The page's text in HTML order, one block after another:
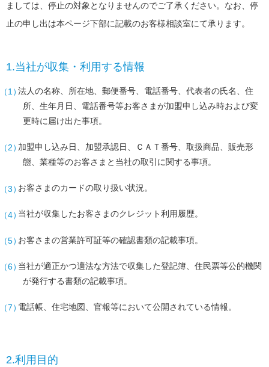
ましては、停止の対象となりませんのでご了承ください。なお、停
止の申し出は本ページ下部に記載のお客様相談室にて承ります。
1.当社が収集・利用する情報
法人の名称、所在地、郵便番号、電話番号、代表者の氏名、住
所、生年月日、電話番号等お客さまが加盟申し込み時および変
更時に届け出た事項。
加盟申し込み日、加盟承認日、ＣＡＴ番号、取扱商品、販売形
態、業種等のお客さまと当社の取引に関する事項。
お客さまのカードの取り扱い状況。
当社が収集したお客さまのクレジット利用履歴。
お客さまの営業許可証等の確認書類の記載事項。
当社が適正かつ適法な方法で収集した登記簿、住民票等公的機関
が発行する書類の記載事項。
電話帳、住宅地図、官報等において公開されている情報。
2.利用目的